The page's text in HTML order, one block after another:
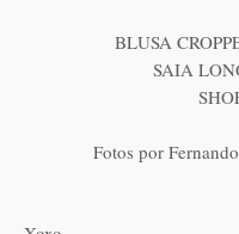
BLUSA
SAIA
Fotos por